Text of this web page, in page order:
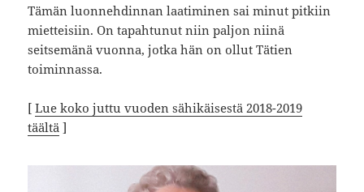
Tämän luonnehdinnan laatiminen sai minut pitkiin
mietteisiin. On tapahtunut niin paljon niinä
seitsemänä vuonna, jotka hän on ollut Tätien
toiminnassa.
[Lue koko juttu vuoden sähikäisestä 2018-2019
täältä ]